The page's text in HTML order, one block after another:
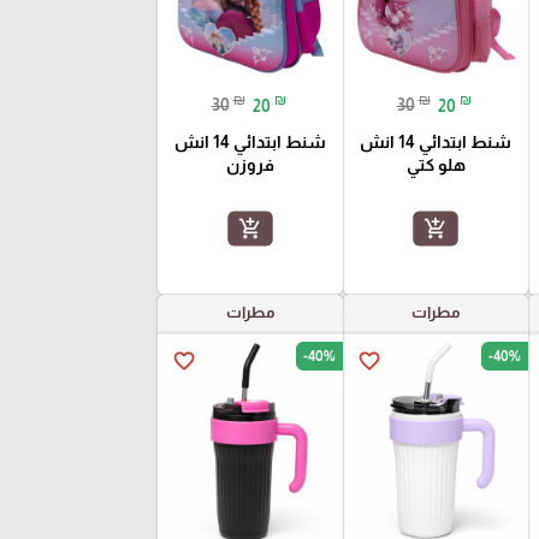
30 ₪ 20 ₪
شنط ابتدائي 14 انش
هلو كتي
add_shopping_cart
30 ₪ 20 ₪
شنط ابتدائي 14 انش
فروزن
add_shopping_cart
مطرات
favorite_border -40%
مطرات
favorite_border -40%